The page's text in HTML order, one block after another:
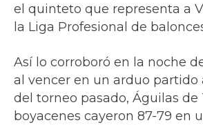
el quinteto que representa a
la Liga Profesional de
Así lo corroboró en la noche
al vencer en un arduo partido
del torneo pasado, Águilas de
boyacenes cayeron 87-79 en